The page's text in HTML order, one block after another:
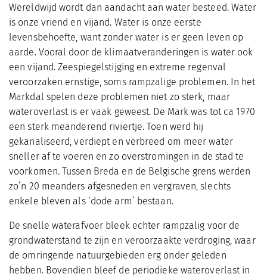
Wereldwijd wordt dan aandacht aan water besteed. Water
is onze vriend en vijand. Water is onze eerste
levensbehoefte, want zonder water is er geen leven op
aarde. Vooral door de klimaatveranderingen is water ook
een vijand. Zeespiegelstijging en extreme regenval
veroorzaken ernstige, soms rampzalige problemen. In het
Markdal spelen deze problemen niet zo sterk, maar
wateroverlast is er vaak geweest. De Mark was tot ca 1970
een sterk meanderend riviertje. Toen werd hij
gekanaliseerd, verdiept en verbreed om meer water
sneller af te voeren en zo overstromingen in de stad te
voorkomen. Tussen Breda en de Belgische grens werden
zo’n 20 meanders afgesneden en vergraven, slechts
enkele bleven als ‘dode arm’ bestaan.
De snelle waterafvoer bleek echter rampzalig voor de
grondwaterstand te zijn en veroorzaakte verdroging, waar
de omringende natuurgebieden erg onder geleden
hebben. Bovendien bleef de periodieke wateroverlast in